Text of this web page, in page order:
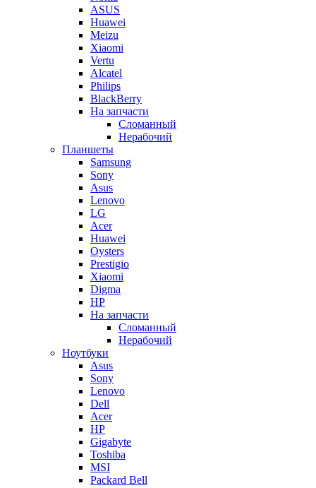
ASUS
Huawei
Meizu
Xiaomi
Vertu
Alcatel
Philips
BlackBerry
На запчасти
Сломанный
Нерабочий
Планшеты
Samsung
Sony
Asus
Lenovo
LG
Acer
Huawei
Oysters
Prestigio
Xiaomi
Digma
HP
На запчасти
Сломанный
Нерабочий
Ноутбуки
Asus
Sony
Lenovo
Dell
Acer
HP
Gigabyte
Toshiba
MSI
Packard Bell